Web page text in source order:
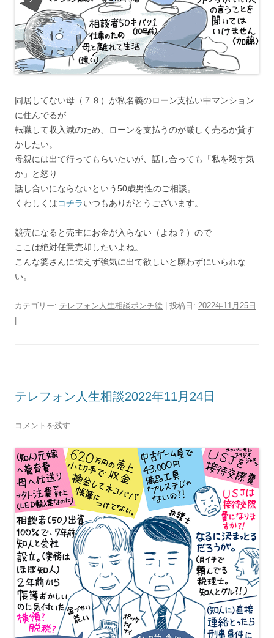
同居してない母（７８）が私名義のローン支払い中マンション
に住んでるが
転職して収入減のため、ローンを支払うのが厳しく売るか貸す
かしたい。
母親には出て行ってもらいたいが、話し合っても「私を殺す気
か」と怒り
話し合いにならないという50歳男性のご相談。
くわしくはコチラいつもありがとうございます。
競売になると売主にお金が入らない（よね？）ので
ここは絶対任意売却したいよね。
こんな婆さんに怯えず強気に出て欲しいと願わずにいられな
い。
カテゴリー: テレフォン人生相談ポンチ絵 | 投稿日: 2022年11月25日
テレフォン人生相談2022年11月24日
コメントを残す